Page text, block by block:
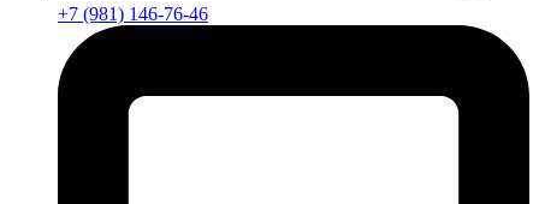
+7 (981) 146-76-46